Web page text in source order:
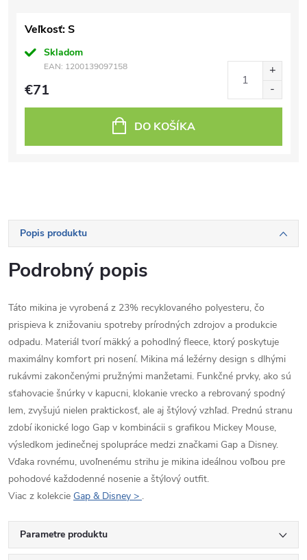
Veľkosť: S
Skladom
EAN: 1200139097158
€71
DO KOŠÍKA
Popis produktu
Podrobný popis
Táto mikina je vyrobená z 23% recyklovaného polyesteru, čo
prispieva k znižovaniu spotreby prírodných zdrojov a produkcie
odpadu. Materiál tvorí mäkký a pohodlný fleece, ktorý poskytuje
maximálny komfort pri nosení. Mikina má ležérny design s dlhými
rukávmi zakončenými pružnými manžetami. Funkčné prvky, ako sú
sťahovacie šnúrky v kapucni, klokanie vrecko a rebrovaný spodný
lem, zvyšujú nielen praktickosť, ale aj štýlový vzhľad. Prednú stranu
zdobí ikonické logo Gap v kombinácii s grafikou Mickey Mouse,
výsledkom jedinečnej spolupráce medzi značkami Gap a Disney.
Vďaka rovnému, uvoľnenému strihu je mikina ideálnou voľbou pre
pohodové každodenné nosenie a štýlový outfit.
Viac z kolekcie Gap & Disney > .
Parametre produktu